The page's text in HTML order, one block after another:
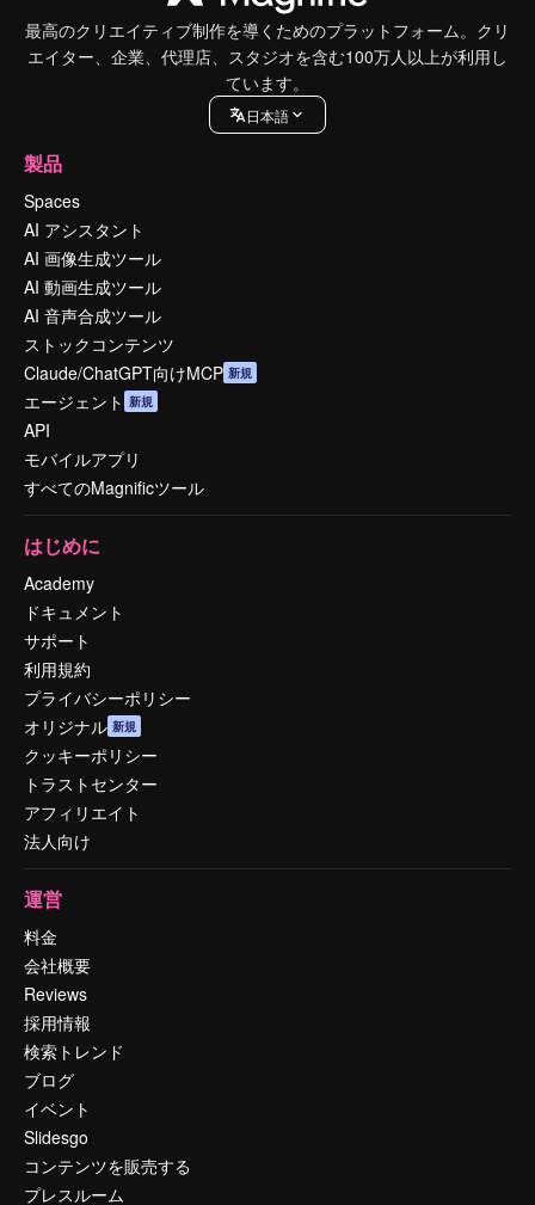
最高のクリエイティブ制作を導くためのプラットフォーム。クリ
エイター、企業、代理店、スタジオを含む100万人以上が利用し
ています。
日本語
製品
Spaces
AI アシスタント
AI 画像生成ツール
AI 動画生成ツール
AI 音声合成ツール
ストックコンテンツ
Claude/ChatGPT向けMCP 新規
エージェント 新規
API
モバイルアプリ
すべてのMagnificツール
はじめに
Academy
ドキュメント
サポート
利用規約
プライバシーポリシー
オリジナル 新規
クッキーポリシー
トラストセンター
アフィリエイト
法人向け
運営
料金
会社概要
Reviews
採用情報
検索トレンド
ブログ
イベント
Slidesgo
コンテンツを販売する
プレスルーム